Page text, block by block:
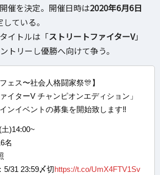
催を決定。開催日時は2020年6月6日
ている。
イトルは「ストリートファイターV」
トリーし優勝へ向けて争う。
ェス〜社会人格闘家祭🎊】
イターV チャンピオンエディション」
ンイベントの募集を開始致します‼️
)14:00~
名
5/31 23:59〆切https://t.co/UmX4FTV1Sv